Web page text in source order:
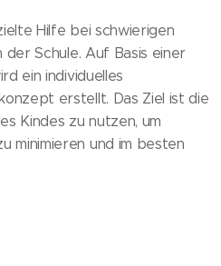
Hilfe bei schwierigen
der Schule. Auf Basis einer
ein individuelles
erstellt. Das Ziel ist die
Kindes zu nutzen, um
minimieren und im besten